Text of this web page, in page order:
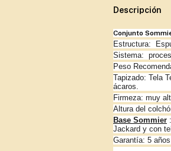
Descripción
Conjunto
Estructura:
Sistema:
Peso
Tapizado: Tela
ácaros.
Firmeza: muy
Altura del
Base Sommier
Jackard y con
Garantía: 5